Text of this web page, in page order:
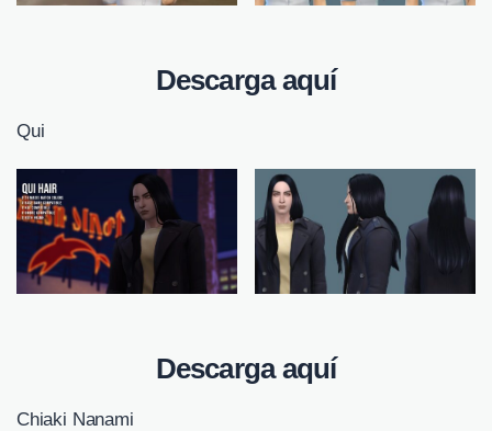
Descarga aquí
Qui
Descarga aquí
Chiaki Nanami